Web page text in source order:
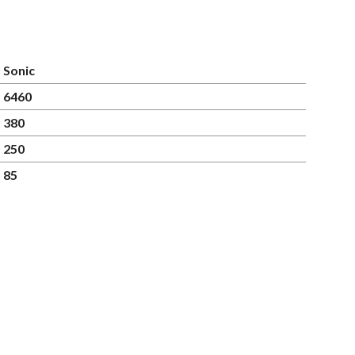
Sonic
6460
380
250
85